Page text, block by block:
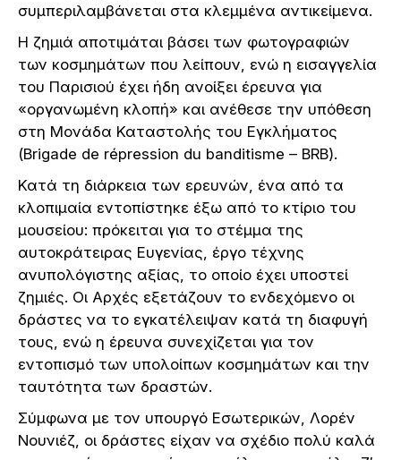
συμπεριλαμβάνεται στα κλεμμένα αντικείμενα.
Η ζημιά αποτιμάται βάσει των φωτογραφιών
των κοσμημάτων που λείπουν, ενώ η εισαγγελία
του Παρισιού έχει ήδη ανοίξει έρευνα για
«οργανωμένη κλοπή» και ανέθεσε την υπόθεση
στη Μονάδα Καταστολής του Εγκλήματος
(Brigade de répression du banditisme – BRB).
Κατά τη διάρκεια των ερευνών, ένα από τα
κλοπιμαία εντοπίστηκε έξω από το κτίριο του
μουσείου: πρόκειται για το στέμμα της
αυτοκράτειρας Ευγενίας, έργο τέχνης
ανυπολόγιστης αξίας, το οποίο έχει υποστεί
ζημιές. Οι Αρχές εξετάζουν το ενδεχόμενο οι
δράστες να το εγκατέλειψαν κατά τη διαφυγή
τους, ενώ η έρευνα συνεχίζεται για τον
εντοπισμό των υπολοίπων κοσμημάτων και την
ταυτότητα των δραστών.
Σύμφωνα με τον υπουργό Εσωτερικών, Λορέν
Νουνιέζ, οι δράστες είχαν να σχέδιο πολύ καλά